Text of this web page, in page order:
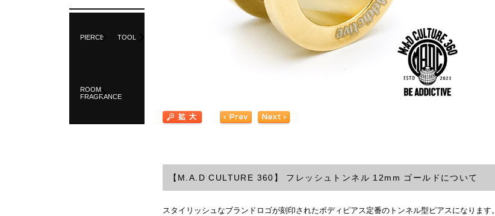
PIERCE TOOL
ROOM
FRAGRANCE
【M.A.D CULTURE 360】 フレッシュトンネル 12mm ゴールドについて
スタイリッシュなブランドロゴが刻印されたボディピアス定番のトンネル型ピアスになります。